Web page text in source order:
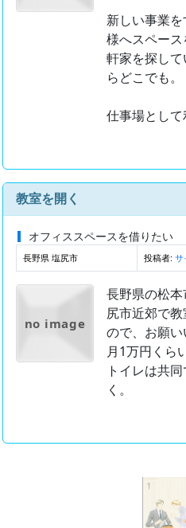
新しい事業
様へスペー
軒家を探し
らどこでも。
仕事場とし
教室を開く
オフィススペースを借りたい
長野県 塩尻市 投稿者: サ
no image
長野県の松
尻市近郊で
ので、お願
月1万円くら
トイレは共
く。